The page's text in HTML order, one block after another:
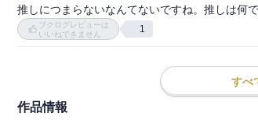
推しにつまらないなんてないですね。推しは何
ブクログレビューは
いいねできません
1
すべ
作品情報